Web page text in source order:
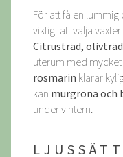
För att få en
viktigt att välja
Citrusträd,
uterum med
rosmarin klarar
kan murgröna och
under vintern.